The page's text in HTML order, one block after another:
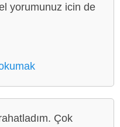
yorumunuz icin de
Çok